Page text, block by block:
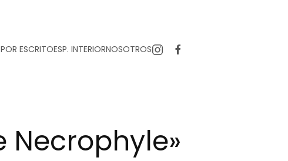
POR ESCRITOESP. INTERIORNOSOTROS
Necrophyle»